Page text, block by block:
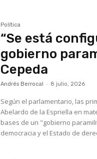
Política
“Se está
gobierno
Cepeda
Andrés Berrocal - 8 julio, 2026
Según el parlamentario, las
Abelardo de la Espriella en
bases de un "gobierno
democracia y el Estado de